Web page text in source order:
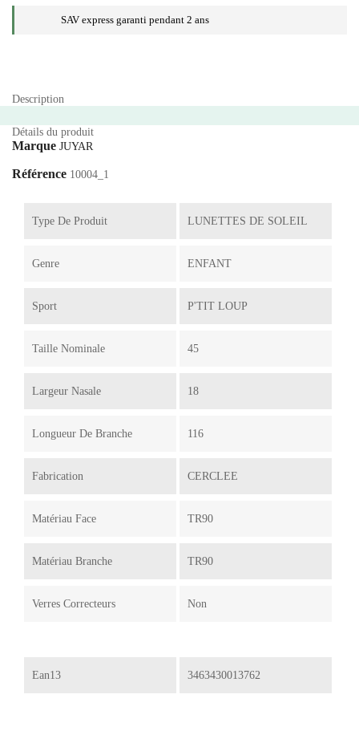
SAV express garanti pendant 2 ans
Description
Détails du produit
Marque JUYAR
Référence 10004_1
Type De Produit LUNETTES DE SOLEIL
Genre ENFANT
Sport P'TIT LOUP
Taille Nominale 45
Largeur Nasale 18
Longueur De Branche 116
Fabrication CERCLEE
Matériau Face TR90
Matériau Branche TR90
Verres Correcteurs Non
Ean13 3463430013762